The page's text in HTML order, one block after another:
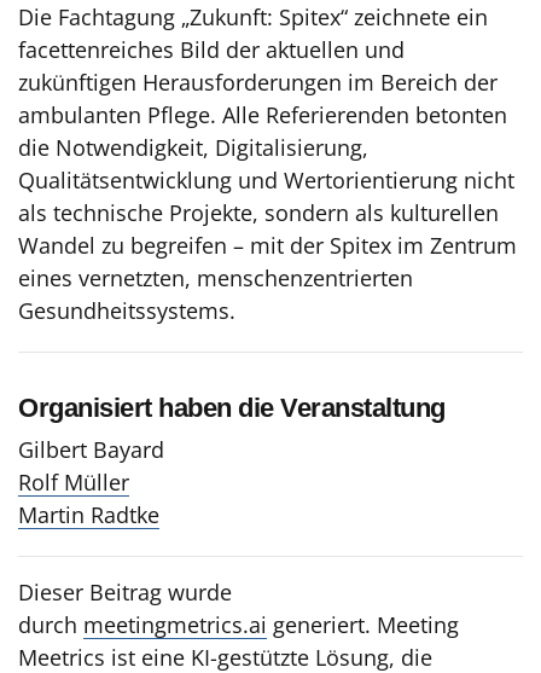
Die Fachtagung „Zukunft: Spitex“ zeichnete ein
facettenreiches Bild der aktuellen und
zukünftigen Herausforderungen im Bereich der
ambulanten Pflege. Alle Referierenden betonten
die Notwendigkeit, Digitalisierung,
Qualitätsentwicklung und Wertorientierung nicht
als technische Projekte, sondern als kulturellen
Wandel zu begreifen – mit der Spitex im Zentrum
eines vernetzten, menschenzentrierten
Gesundheitssystems.
Organisiert haben die Veranstaltung
Gilbert Bayard
Rolf Müller
Martin Radtke
Dieser Beitrag wurde
durch meetingmetrics.ai generiert. Meeting
Meetrics ist eine KI-gestützte Lösung, die